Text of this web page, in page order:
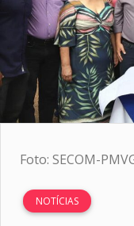
Foto: SECOM-
NOTÍCIAS